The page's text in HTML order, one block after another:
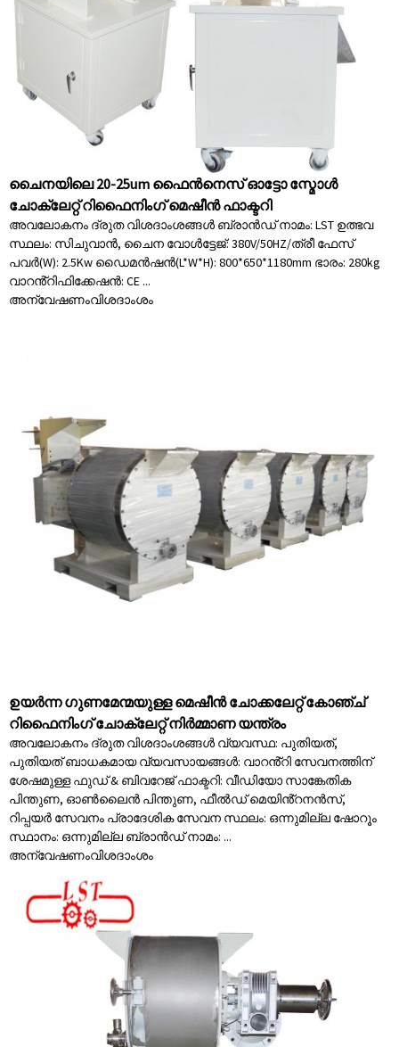
ചൈനയിലെ 20-25um ഫൈൻനെസ് ഓട്ടോ സ്മോൾ
ചോക്ലേറ്റ് റിഫൈനിംഗ് മെഷീൻ ഫാക്ടറി
അവലോകനം ദ്രുത വിശദാംശങ്ങൾ ബ്രാൻഡ് നാമം: LST ഉത്ഭവ
സ്ഥലം: സിചുവാൻ, ചൈന വോൾട്ടേജ്: 380V/50HZ/ത്രീ ഫേസ്
പവർ(W): 2.5Kw ഡൈമൻഷൻ(L*W*H): 800*650*1180mm ഭാരം: 280kg
വാറൻ്റിഫിക്കേഷൻ: CE ...
അന്വേഷണംവിശദാംശം
ഉയർന്ന ഗുണമേന്മയുള്ള മെഷീൻ ചോക്കലേറ്റ് കോഞ്ച്
റിഫൈനിംഗ് ചോക്ലേറ്റ് നിർമ്മാണ യന്ത്രം
അവലോകനം ദ്രുത വിശദാംശങ്ങൾ വ്യവസ്ഥ: പുതിയത്,
പുതിയത് ബാധകമായ വ്യവസായങ്ങൾ: വാറൻ്റി സേവനത്തിന്
ശേഷമുള്ള ഫുഡ് & ബിവറേജ് ഫാക്ടറി: വീഡിയോ സാങ്കേതിക
പിന്തുണ, ഓൺലൈൻ പിന്തുണ, ഫീൽഡ് മെയിൻ്റനൻസ്,
റിപ്പയർ സേവനം പ്രാദേശിക സേവന സ്ഥലം: ഒന്നുമില്ല ഷോറൂം
സ്ഥാനം: ഒന്നുമില്ല ബ്രാൻഡ് നാമം: ...
അന്വേഷണംവിശദാംശം